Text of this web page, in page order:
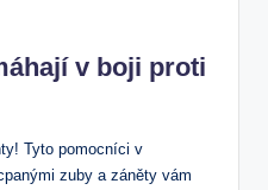
v boji⁤ proti
Tyto ⁣pomocníci v
zuby a záněty ⁢vám